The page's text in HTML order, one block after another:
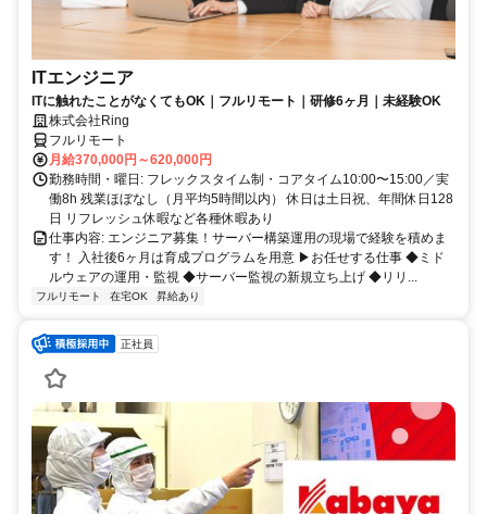
ITエンジニア
ITに触れたことがなくてもOK｜フルリモート｜研修6ヶ月｜未経験OK
株式会社Ring
フルリモート
月給370,000円～620,000円
勤務時間・曜日: フレックスタイム制・コアタイム10:00〜15:00／実
働8h 残業ほぼなし（月平均5時間以内） 休日は土日祝、年間休日128
日 リフレッシュ休暇など各種休暇あり
仕事内容: エンジニア募集！サーバー構築運用の現場で経験を積めま
す！ 入社後6ヶ月は育成プログラムを用意 ▶お任せする仕事 ◆ミド
ルウェアの運用・監視 ◆サーバー監視の新規立ち上げ ◆リリ...
フルリモート 在宅OK 昇給あり
正社員